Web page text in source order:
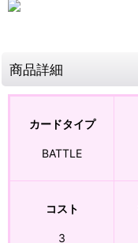
商品詳細
カードタイプ
BATTLE
コスト
3